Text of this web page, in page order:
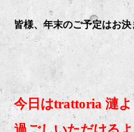
皆様、年末のご予定はお決
今日はtrattoria 漣